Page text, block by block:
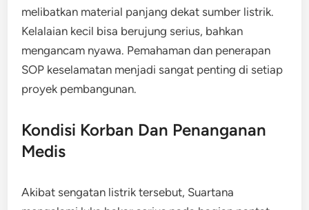
melibatkan material panjang dekat sumber listrik.
Kelalaian kecil bisa berujung serius, bahkan
mengancam nyawa. Pemahaman dan penerapan
SOP keselamatan menjadi sangat penting di setiap
proyek pembangunan.
Kondisi Korban Dan Penanganan
Medis
Akibat sengatan listrik tersebut, Suartana